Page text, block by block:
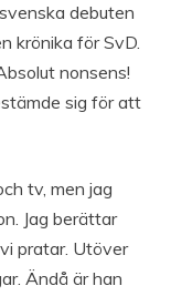
debuten
krönika för SvD.
nonsens!
sig för att
tv, men jag
Jag berättar
pratar. Utöver
Ändå är han